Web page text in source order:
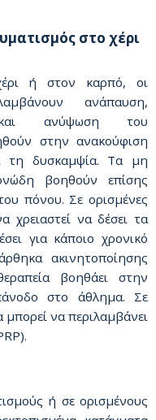
στο χέρι
ή στον καρπό, οι
ανάπαυση,
και ανύψωση του
στην ανακούφιση
τη δυσκαμψία. Τα μη
βοηθούν επίσης
πόνου. Σε ορισμένες
χρειαστεί να δέσει τα
για κάποιο χρονικό
ακινητοποίησης
βοηθάει στην
στο άθλημα. Σε
μπορεί να περιλαμβάνει
ή σε ορισμένους